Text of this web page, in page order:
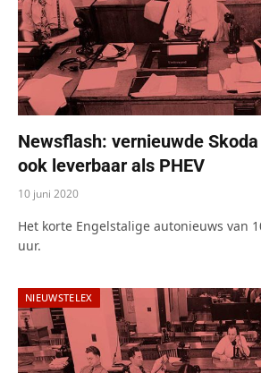
Newsflash: vernieuwde
ook leverbaar als PHEV
10 juni 2020
Het korte Engelstalige autonieuws van
uur.
NIEUWSTELEX